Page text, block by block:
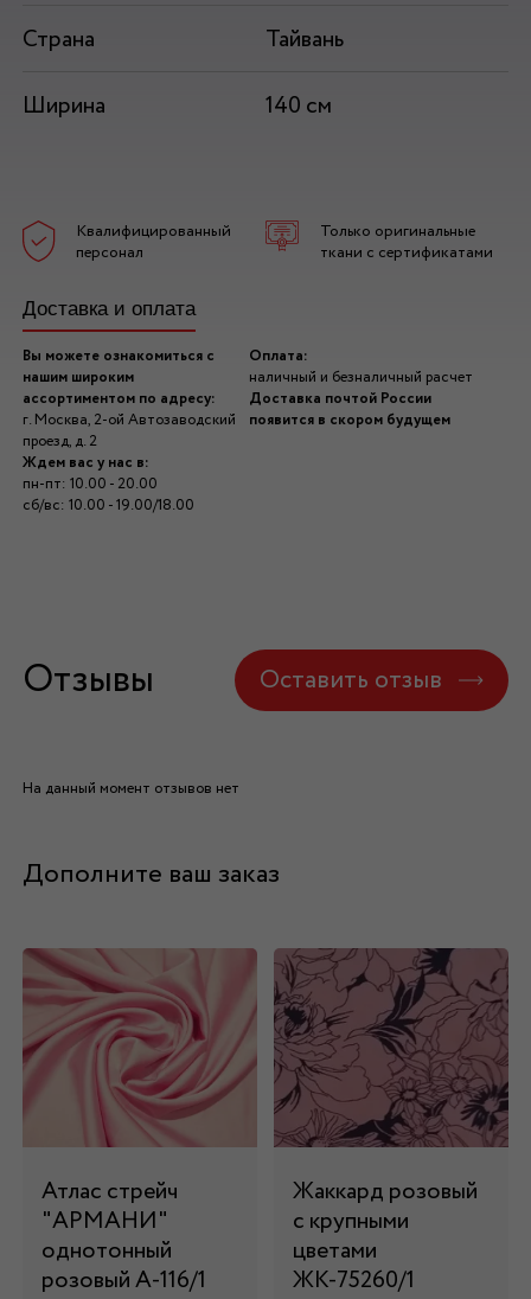
Страна
Тайвань
Ширина
140 см
Квалифицированный
персонал
Только оригинальные
ткани с сертификатами
Доставка и оплата
Вы можете ознакомиться с
нашим широким
ассортиментом по адресу:
г. Москва, 2-ой Автозаводский
проезд, д. 2
Ждем вас у нас в:
пн-пт: 10.00 - 20.00
сб/вс: 10.00 - 19.00/18.00
Оплата:
наличный и безналичный расчет
Доставка почтой России
появится в скором будущем
Отзывы Оставить отзыв
На данный момент отзывов нет
Дополните ваш заказ
Атлас стрейч
"APMAНИ"
однотонный
розовый А-116/1
Жаккард розовый
с крупными
цветами
ЖК-75260/1